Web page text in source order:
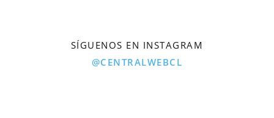
SÍGUENOS EN INSTAGRAM
@CENTRALWEBCL